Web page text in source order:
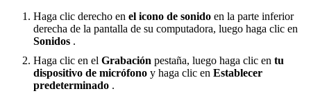
Haga clic derecho en el icono de sonido en la parte inferior
derecha de la pantalla de su computadora, luego haga clic en
Sonidos .
Haga clic en el Grabación pestaña, luego haga clic en tu
dispositivo de micrófono y haga clic en Establecer
predeterminado .